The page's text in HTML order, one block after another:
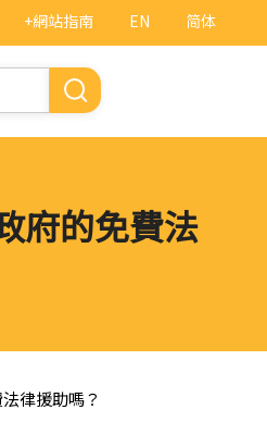
EN 简体
+網站指南
府的免費法
律援助嗎？